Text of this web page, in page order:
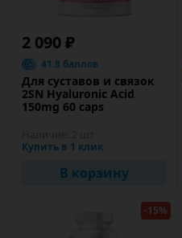
2 090 ₽
41.8 баллов
Для суставов и связок
2SN Hyaluronic Acid
150mg 60 caps
Купить в 1 клик
В корзину
-15%